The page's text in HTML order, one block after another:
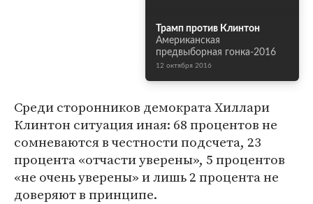
Трамп против Клинтон
Американская
предвыборная гонка-2016
12 октября 2016
Среди сторонников демократа Хиллари
Клинтон ситуация иная: 68 процентов не
сомневаются в честности подсчета, 23
процента «отчасти уверены», 5 процентов
«не очень уверены» и лишь 2 процента не
доверяют в принципе.